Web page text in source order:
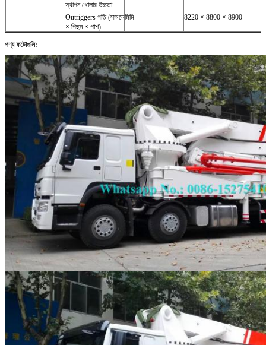
স্থাপন খোলার উচ্চতা
Outriggers গতি (সামনে
× পিছন × পাশ)
মিমি 8220 × 8800 × 8900
পণ্য ফটোগুলি: